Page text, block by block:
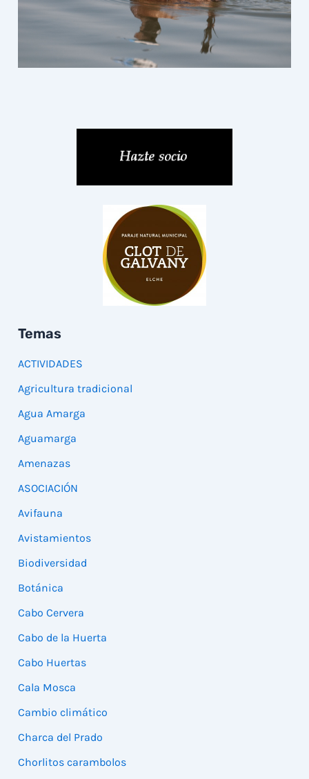
Temas
ACTIVIDADES
Agricultura tradicional
Agua Amarga
Aguamarga
Amenazas
ASOCIACIÓN
Avifauna
Avistamientos
Biodiversidad
Botánica
Cabo Cervera
Cabo de la Huerta
Cabo Huertas
Cala Mosca
Cambio climático
Charca del Prado
Chorlitos carambolos